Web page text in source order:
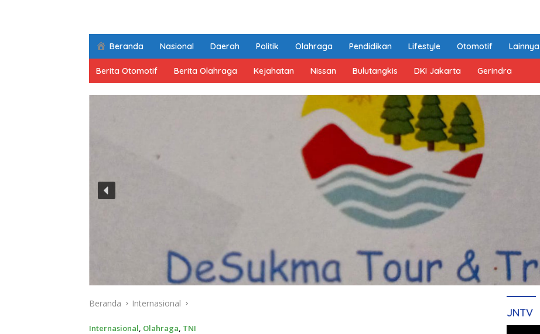
Beranda Nasional Daerah Politik Olahraga Pendidikan Lifestyle Otomotif Lainnya
Berita Otomotif Berita Olahraga Kejahatan Nissan Bulutangkis DKI Jakarta Gerindra
Beranda Internasional
Internasional, Olahraga, TNI
JNTV